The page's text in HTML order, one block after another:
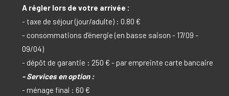
A régler lors de votre arrivée :
- taxe de séjour (jour/adulte) : 0.80 €
- consommations d’énergie (en basse saison - 17/09 -
09/04)
- dépôt de garantie : 250 € - par empreinte carte bancaire
- Services en option :
- ménage final : 60 €